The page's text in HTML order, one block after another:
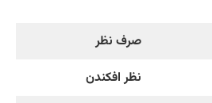
صرف نظر
نظر افکندن